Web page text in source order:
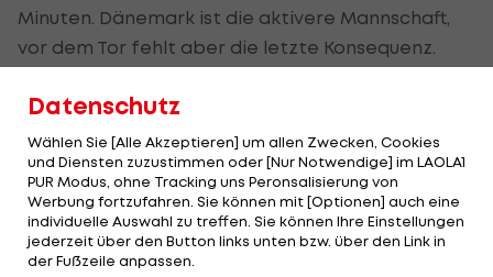
Minuten. Dänemark ist die aktivere Mannschaft,
vor dem Tor fehlt aber die letzte Konsequenz.
Weil aber auch Serbien trotz der Hereinnahme
erzeugen kann, endet die Partie torlos.
Durch das Remis liegt Dänemark in Gruppe C,
aufgrund der besseren Fairplay-Wertung, vor den
punkt- und torgleichen Slowenen auf Endrang
Datenschutz
Wählen Sie [Alle Akzeptieren] um allen Zwecken, Cookies
und Diensten zuzustimmen oder [Nur Notwendige] im LAOLA1
PUR Modus, ohne Tracking uns Peronsalisierung von
Werbung fortzufahren. Sie können mit [Optionen] auch eine
individuelle Auswahl zu treffen. Sie können Ihre Einstellungen
jederzeit über den Button links unten bzw. über den Link in
der Fußzeile anpassen.